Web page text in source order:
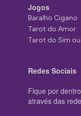
Jogos
Baralho Cigano
Tarot do Amor
Tarot do Sim
Redes Sociais
Fique por
através das